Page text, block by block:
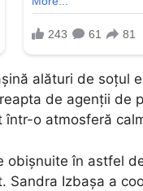
alături de soțul
de agenții de
o atmosferă
obișnuite în astfel
Sandra Izbașa a